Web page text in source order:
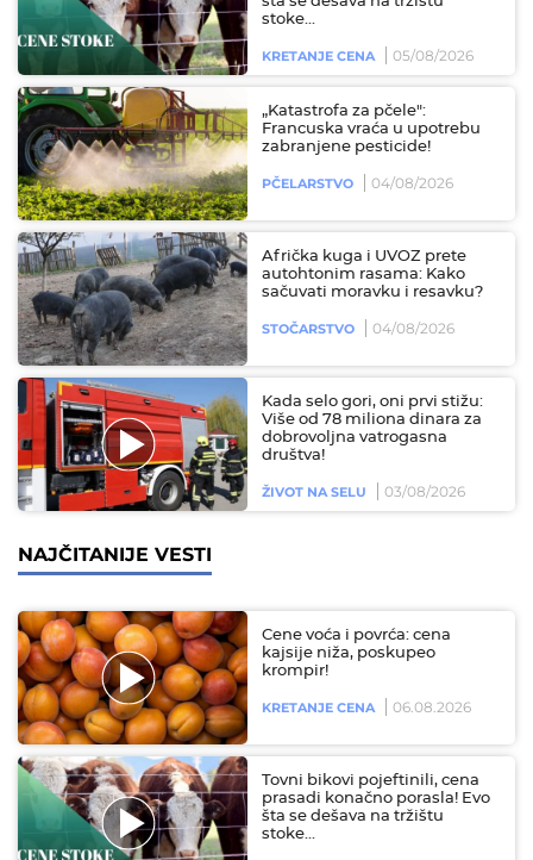
stoke...
KRETANJE CENA 05/08/2026
„Katastrofa za pčele":
Francuska vraća u upotrebu
zabranjene pesticide!
PČELARSTVO 04/08/2026
Afrička kuga i UVOZ prete
autohtonim rasama: Kako
sačuvati moravku i resavku?
STOČARSTVO 04/08/2026
Kada selo gori, oni prvi stižu:
Više od 78 miliona dinara za
dobrovoljna vatrogasna
društva!
ŽIVOT NA SELU 03/08/2026
NAJČITANIJE VESTI
Cene voća i povrća: cena
kajsije niža, poskupeo
krompir!
KRETANJE CENA 06.08.2026
Tovni bikovi pojeftinili, cena
prasadi konačno porasla! Evo
šta se dešava na tržištu
stoke…